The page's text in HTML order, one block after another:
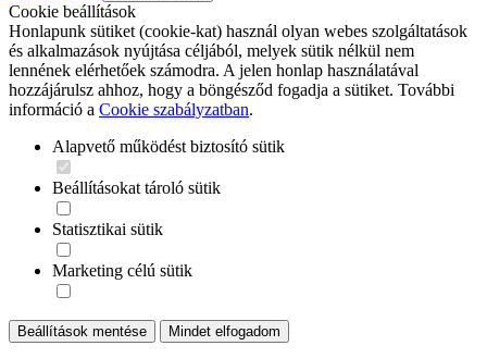
Cookie beállítások
Honlapunk sütiket (cookie-kat) használ olyan webes szolgáltatások
és alkalmazások nyújtása céljából, melyek sütik nélkül nem
lennének elérhetőek számodra. A jelen honlap használatával
hozzájárulsz ahhoz, hogy a böngésződ fogadja a sütiket. További
információ a Cookie szabályzatban.
Alapvető működést biztosító sütik
Beállításokat tároló sütik
Statisztikai sütik
Marketing célú sütik
Beállítások mentése Mindet elfogadom